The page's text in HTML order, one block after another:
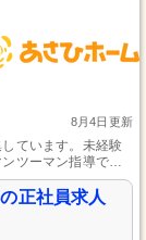
8月4日更新
ています。未経験
ツーマン指導で、
す。笑顔を大切に
供しています。年
した職場で一緒に働
正社員求人